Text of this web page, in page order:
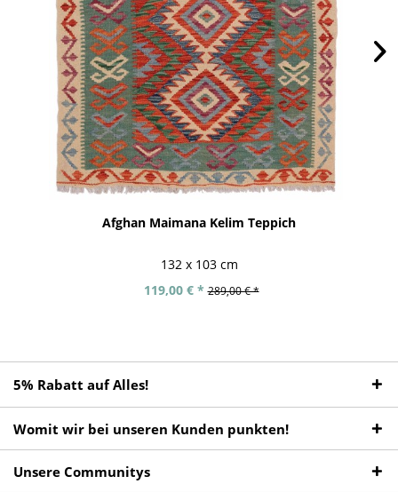
Afghan Maimana Kelim Teppich
132 x 103 cm
119,00 € * 289,00 € *
5% Rabatt auf Alles!
Womit wir bei unseren Kunden punkten!
Unsere Communitys